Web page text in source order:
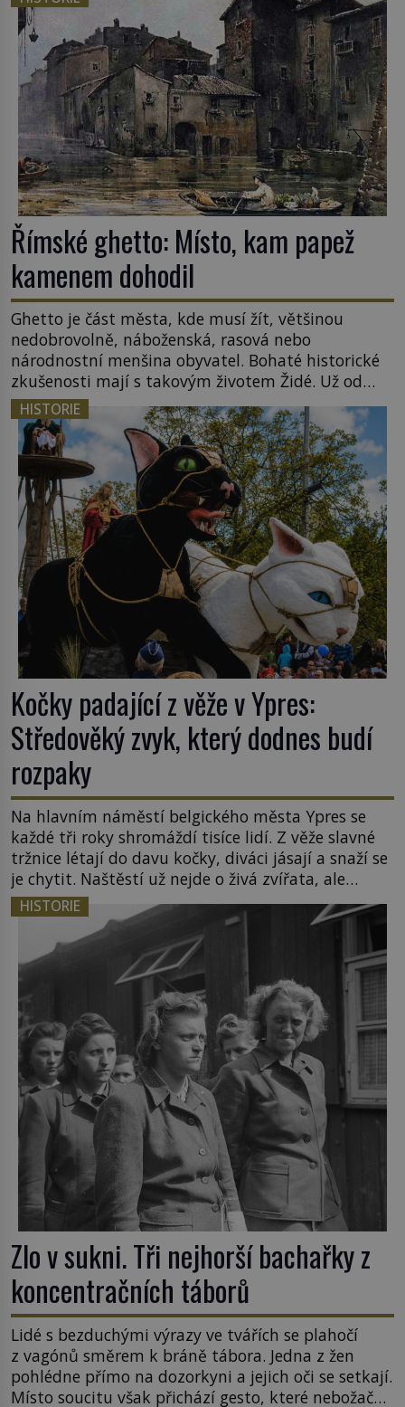
Římské ghetto: Místo, kam papež
kamenem dohodil
Ghetto je část města, kde musí žít, většinou
nedobrovolně, náboženská, rasová nebo
národnostní menšina obyvatel. Bohaté historické
zkušenosti mají s takovým životem Židé. Už od
středověku jsou totiž v každou chvíli nuceni v
nějakém žít. Mezi ty nejslavnější patří i římské
ghetto založené v roce 1555. Pokud jde o vztah
k Židům, nemá se Řím čím chlubit. […]
HISTORIE
Kočky padající z věže v Ypres:
Středověký zvyk, který dodnes budí
rozpaky
Na hlavním náměstí belgického města Ypres se
každé tři roky shromáždí tisíce lidí. Z věže slavné
tržnice létají do davu kočky, diváci jásají a snaží se
je chytit. Naštěstí už nejde o živá zvířata, ale
jenom o plyšové suvenýry. Kdysi to ale bylo jinak.
Tato veselá podívaná připomíná jeden z
nejpodivnějších a zároveň nejkrutějších zvyků […]
HISTORIE
Zlo v sukni. Tři nejhorší bachařky z
koncentračních táborů
Lidé s bezduchými výrazy ve tvářích se plahočí
z vagónů směrem k bráně tábora. Jedna z žen
pohlédne přímo na dozorkyni a jejich oči se setkají.
Místo soucitu však přichází gesto, které nebožačku